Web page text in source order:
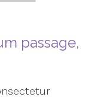
passage,